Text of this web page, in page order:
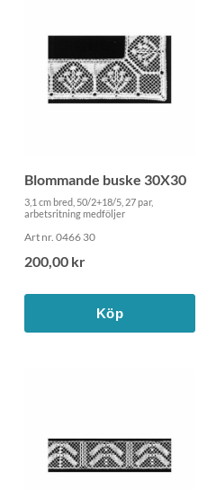
Blommande buske 30X30
3,1 cm bred, 50/2+18/5, 27 par,
arbetsritning medföljer
Art nr. 0466 30
200,00 kr
Köp